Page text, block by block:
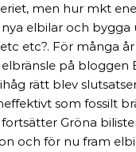
men hur mkt
nya elbilar och bygga
etc?. För många år
elbränsle på
rätt blev
som fossilt
fortsätter Gröna
och för nu fram